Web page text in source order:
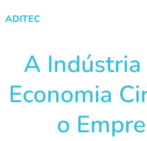
ADITEC
A Indústria
Economia
o